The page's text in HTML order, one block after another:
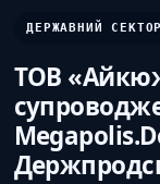
ДЕРЖАВНИЙ СЕКТОР
ТОВ